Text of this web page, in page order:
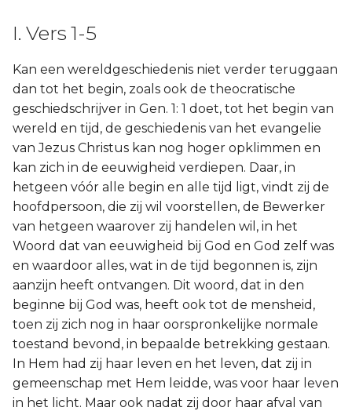
I. Vers 1-5
Kan een wereldgeschiedenis niet verder teruggaan
dan tot het begin, zoals ook de theocratische
geschiedschrijver in Gen. 1: 1 doet, tot het begin van
wereld en tijd, de geschiedenis van het evangelie
van Jezus Christus kan nog hoger opklimmen en
kan zich in de eeuwigheid verdiepen. Daar, in
hetgeen vóór alle begin en alle tijd ligt, vindt zij de
hoofdpersoon, die zij wil voorstellen, de Bewerker
van hetgeen waarover zij handelen wil, in het
Woord dat van eeuwigheid bij God en God zelf was
en waardoor alles, wat in de tijd begonnen is, zijn
aanzijn heeft ontvangen. Dit woord, dat in den
beginne bij God was, heeft ook tot de mensheid,
toen zij zich nog in haar oorspronkelijke normale
toestand bevond, in bepaalde betrekking gestaan.
In Hem had zij haar leven en het leven, dat zij in
gemeenschap met Hem leidde, was voor haar leven
in het licht. Maar ook nadat zij door haar afval van